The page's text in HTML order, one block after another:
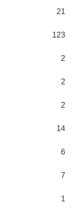
21
123
2
2
2
14
6
7
1